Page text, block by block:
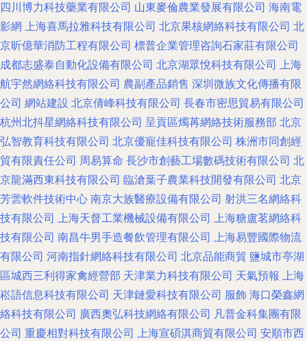
四川博力科技藥業有限公司 山東麥倫農業發展有限公司 海南電
影網 上海喜馬拉雅科技有限公司 北京果核網絡科技有限公司 北
京昕億華消防工程有限公司 標普企業管理咨詢石家莊有限公司
成都志盛泰自動化設備有限公司 北京湖眾悅科技有限公司 上海
航宇然網絡科技有限公司 農副產品銷售 深圳微族文化傳播有限
公司 網站建設 北京倩峰科技有限公司 長春市密思貿易有限公司
杭州北抖星網絡科技有限公司 呈貢區燭苒網絡技術服務部 北京
弘智教育科技有限公司 北京優寵佳科技有限公司 株洲市同創經
貿有限責任公司 周易算命 長沙市創藝工場數碼技術有限公司 北
京龍滿西東科技有限公司 臨滄葉子農業科技開發有限公司 北京
芳蕓軟件技術中心 南京大族醫療設備有限公司 射洪三名網絡科
技有限公司 上海天督工業機械設備有限公司 上海糖盧茗網絡科
技有限公司 南昌牛男手造餐飲管理有限公司 上海易豐國際物流
有限公司 河南指針網絡科技有限公司 北京品能商貿 鹽城市亭湖
區城西三利得家禽經營部 天津業力科技有限公司 天氣預報 上海
崧語信息科技有限公司 天津鏈愛科技有限公司 服飾 海口榮鑫網
絡科技有限公司 廣西奧弘科技網絡有限公司 凡普金科集團有限
公司 重慶相對科技有限公司 上海宣碩淇商貿有限公司 安順市西